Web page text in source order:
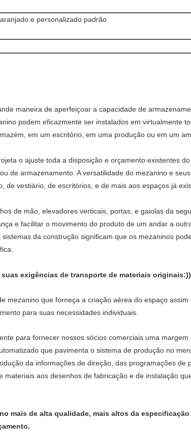
e personalizado padrão
maneira de aperfeiçoar a capacidade de
podem eficazmente ser instalados em virtualmente
em um escritório, em uma produção ou em um
o ajuste toda a disposição e orçamento existentes
de armazenamento. A versatilidade do mezanino e
de vestiário, de escritórios, e de mais aos espaços já
de mão, elevadores verticais, portas, e gaiolas da
e facilitar o movimento do produto de um andar a
da construção significam que os mezaninos
exigências de transporte de materiais originais:))
mezanino que forneça a criação aérea do espaço
para suas necessidades individuais.
para fornecer nossos sócios comerciais uma
que pavimenta o sistema de produção no
da informações de direção, das programações de
materiais aos desenhos de fabricação e de instalação
mais de alta qualidade, mais altos da